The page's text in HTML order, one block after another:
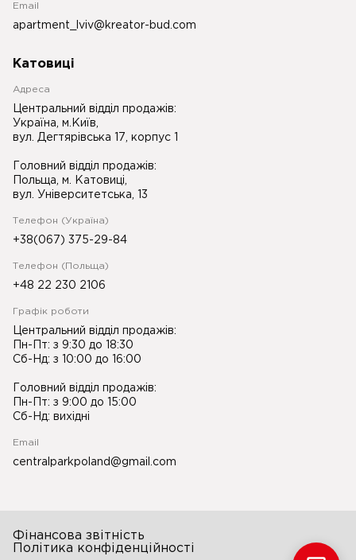
Email
apartment_lviv@kreator-bud.com
Катовиці
Адреса
Центральний відділ продажів:
Україна, м.Київ,
вул. Дегтярівська 17, корпус 1
Головний відділ продажів:
Польща, м. Катовиці,
вул. Університетська, 13
Телефон (Україна)
+38(067) 375-29-84
Телефон (Польща)
+48 22 230 2106
Графік роботи
Центральний відділ продажів:
Пн-Пт: з 9:30 до 18:30
Сб-Нд: з 10:00 до 16:00
Головний відділ продажів:
Пн-Пт: з 9:00 до 15:00
Сб-Нд: вихідні
Email
centralparkpoland@gmail.com
Фінансова звітність
Політика конфіденційності